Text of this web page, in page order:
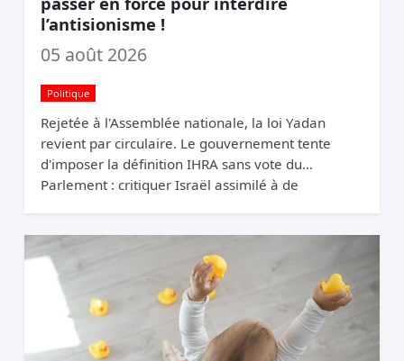
l’antisionisme !
05 août 2026
Politique
Rejetée à l'Assemblée nationale, la loi Yadan
revient par circulaire. Le gouvernement tente
d'imposer la définition IHRA sans vote du
Parlement : critiquer Israël assimilé à de